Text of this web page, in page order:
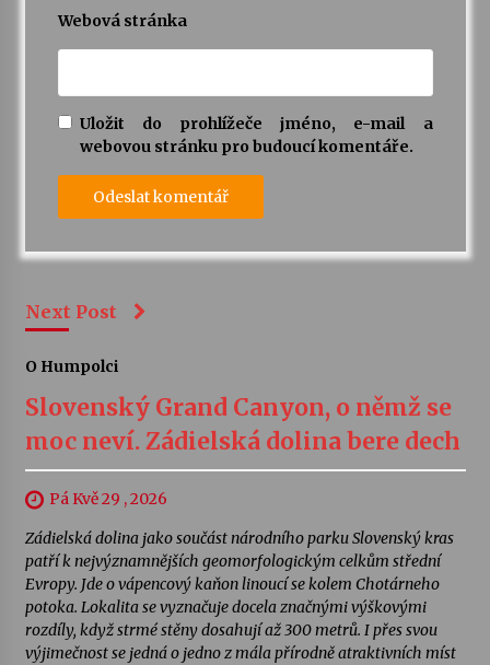
Webová stránka
Uložit do prohlížeče jméno, e-mail a
webovou stránku pro budoucí komentáře.
Next Post
O Humpolci
Slovenský Grand Canyon, o němž se
moc neví. Zádielská dolina bere dech
Pá Kvě 29 , 2026
Zádielská dolina jako součást národního parku Slovenský kras
patří k nejvýznamnějších geomorfologickým celkům střední
Evropy. Jde o vápencový kaňon linoucí se kolem Chotárneho
potoka. Lokalita se vyznačuje docela značnými výškovými
rozdíly, když strmé stěny dosahují až 300 metrů. I přes svou
výjimečnost se jedná o jedno z mála přírodně atraktivních míst